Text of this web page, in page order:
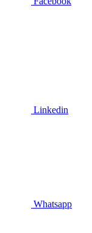
Linkedin
Whatsapp